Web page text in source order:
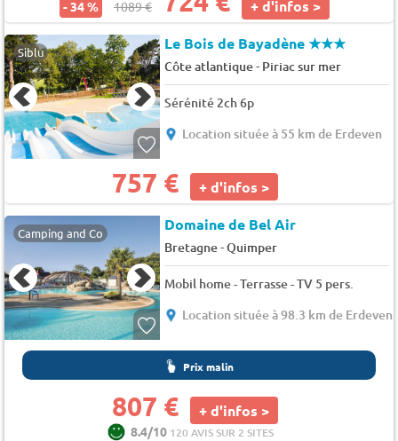
- 34 % 1089 € + d'infos >
Siblu Le Bois de Bayadène★★★
Côte atlantique- Piriac sur mer
Sérénité 2ch 6p
Location située à 55 km de Erdeven
757 € + d'infos >
Camping and Co Domaine de Bel Air
Bretagne-Quimper
Mobil home - Terrasse - TV 5 pers.
Location située à 98.3 km de Erdeven
Prix malin
807 € + d'infos >
8.4/10 120 AVIS SUR 2 SITES